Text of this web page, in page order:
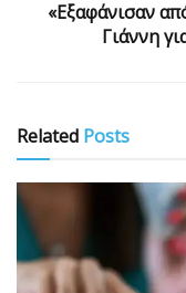
«Εξαφάνισαν
Γιάννη
Related Posts